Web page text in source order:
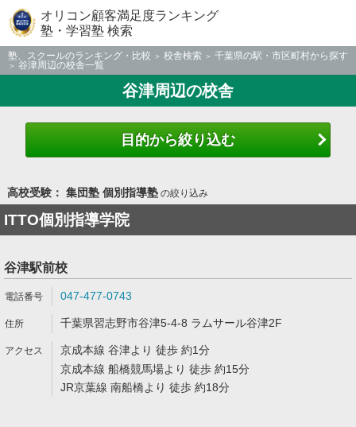
オリコン顧客満足度ランキング
塾・学習塾 検索
塾、スクールのランキング・比較 校舎検索
千葉県の駅・市区町村から探す
谷津周辺の校舎一覧
谷津周辺の校舎
目的から絞り込む
高校受験： 集団塾 個別指導塾の絞り込み
ITTO個別指導学院
谷津駅前校
047-477-0743
千葉県習志野市谷津5-4-8 ラムサール谷津2F
京成本線 谷津より 徒歩 約1分
京成本線 船橋競馬場より 徒歩 約15分
JR京葉線 南船橋より 徒歩 約18分